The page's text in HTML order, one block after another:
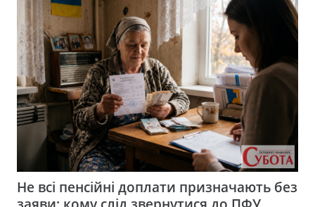
Не всі пенсійні доплати призначають без